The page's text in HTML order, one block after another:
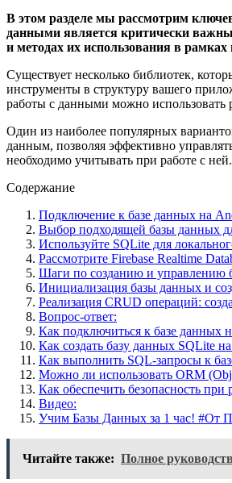
В этом разделе мы рассмотрим
данными является критически
и методах их использования в
Существует несколько библиотек,
инструменты в структуру вашего
работы с данными можно использовать
Один из наиболее популярных
данным, позволяя эффективно
необходимо учитывать при работе с ней.
Содержание
Подключение к базе данных на
Выбор подходящей базы данных
Используйте SQLite для
Рассмотрите Firebase Realtime
Шаги по созданию и управлению
Инициализация базы данных и
Реализация CRUD операций:
Вопрос-ответ:
Как подключиться к базе данных
Как создать базу данных SQLite
Как выполнить SQL-запросы к
Можно ли использовать ORM
Как обеспечить безопасность
Видео:
Учим Базы Данных за 1 час! #От
Читайте также: Полное